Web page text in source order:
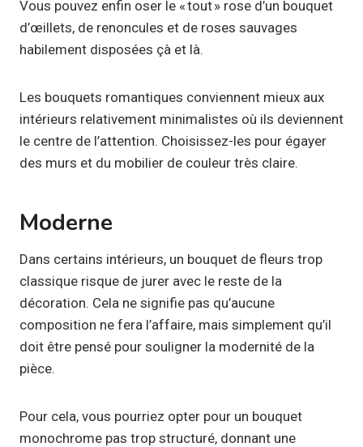
Vous pouvez enfin oser le « tout » rose d’un bouquet
d’œillets, de renoncules et de roses sauvages
habilement disposées çà et là.
Les bouquets romantiques conviennent mieux aux
intérieurs relativement minimalistes où ils deviennent
le centre de l’attention. Choisissez-les pour égayer
des murs et du mobilier de couleur très claire.
Moderne
Dans certains intérieurs, un bouquet de fleurs trop
classique risque de jurer avec le reste de la
décoration. Cela ne signifie pas qu’aucune
composition ne fera l’affaire, mais simplement qu’il
doit être pensé pour souligner la modernité de la
pièce.
Pour cela, vous pourriez opter pour un bouquet
monochrome pas trop structuré, donnant une